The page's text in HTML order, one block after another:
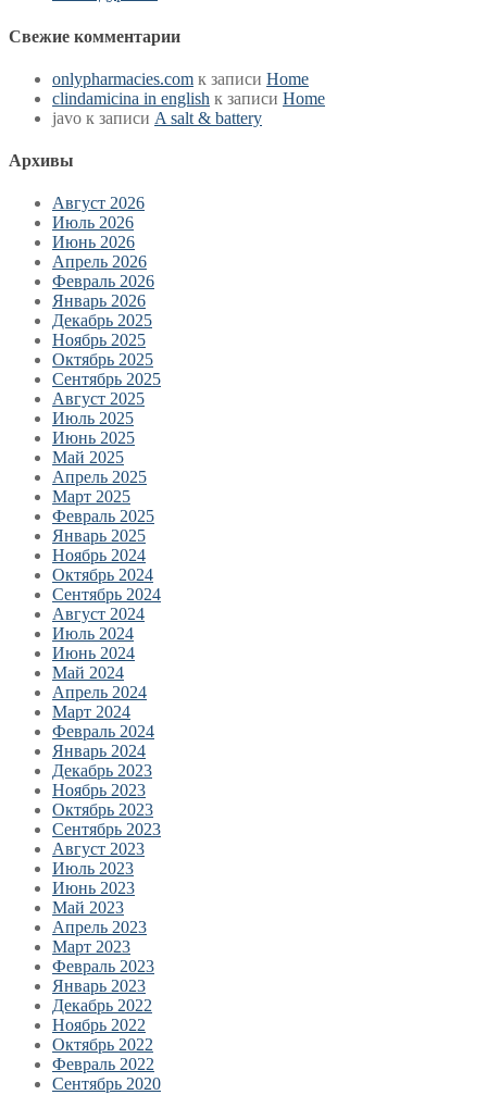
Свежие комментарии
onlypharmacies.com к записи Home
clindamicina in english к записи Home
javo к записи A salt & battery
Архивы
Август 2026
Июль 2026
Июнь 2026
Апрель 2026
Февраль 2026
Январь 2026
Декабрь 2025
Ноябрь 2025
Октябрь 2025
Сентябрь 2025
Август 2025
Июль 2025
Июнь 2025
Май 2025
Апрель 2025
Март 2025
Февраль 2025
Январь 2025
Ноябрь 2024
Октябрь 2024
Сентябрь 2024
Август 2024
Июль 2024
Июнь 2024
Май 2024
Апрель 2024
Март 2024
Февраль 2024
Январь 2024
Декабрь 2023
Ноябрь 2023
Октябрь 2023
Сентябрь 2023
Август 2023
Июль 2023
Июнь 2023
Май 2023
Апрель 2023
Март 2023
Февраль 2023
Январь 2023
Декабрь 2022
Ноябрь 2022
Октябрь 2022
Февраль 2022
Сентябрь 2020